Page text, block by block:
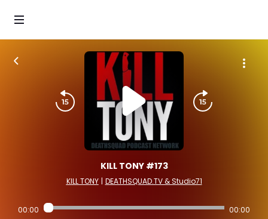
KILL TONY #173
KILL TONY | DEATHSQUAD.TV & Studio71
00:00 00:00